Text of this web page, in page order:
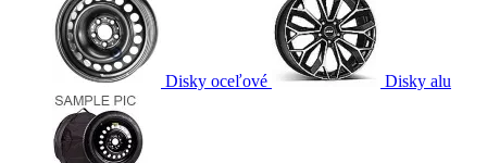
Disky oceľové Disky alu